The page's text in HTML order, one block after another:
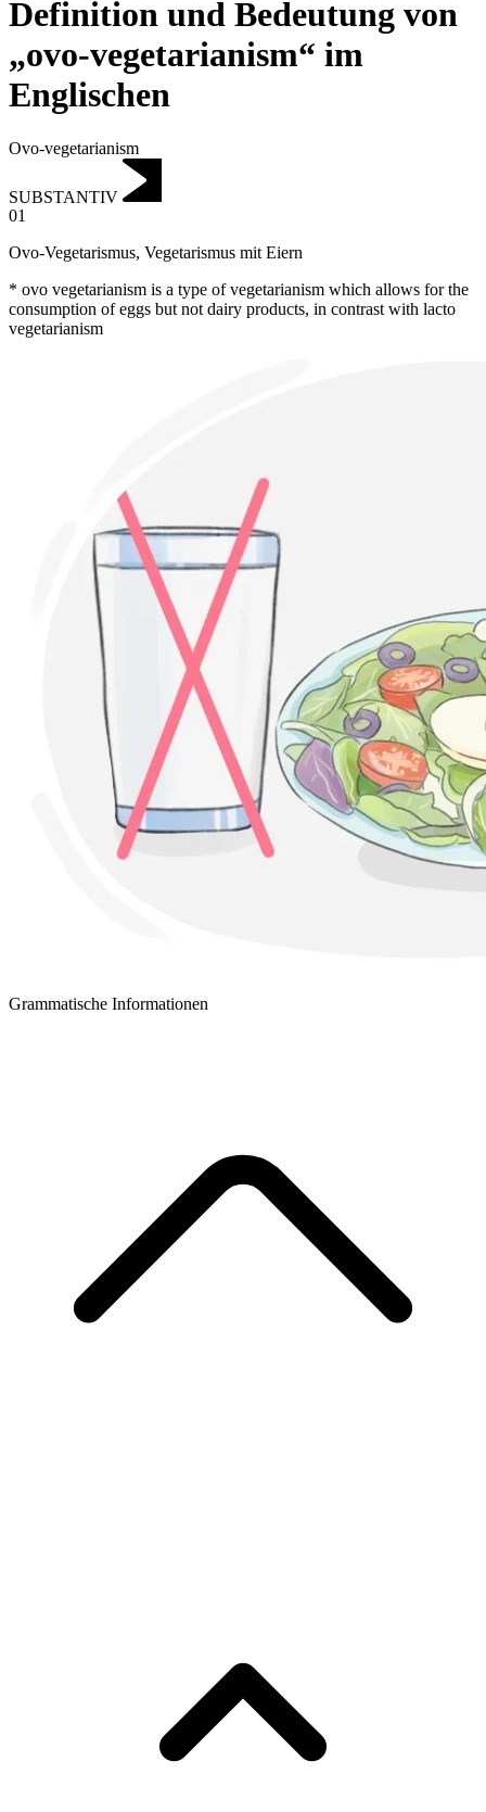
Definition und Bedeutung von
„ovo-vegetarianism“ im
Englischen
Ovo-vegetarianism
SUBSTANTIV
01
Ovo-Vegetarismus, Vegetarismus mit Eiern
* ovo vegetarianism is a type of vegetarianism which allows for the
consumption of eggs but not dairy products, in contrast with lacto
vegetarianism
Grammatische Informationen